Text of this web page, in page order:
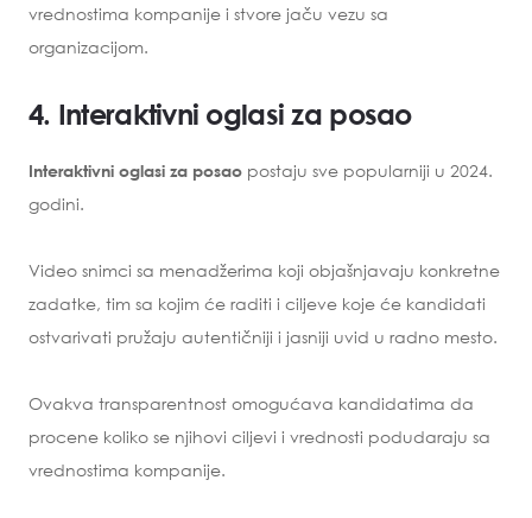
vrednostima kompanije i stvore jaču vezu sa
organizacijom.
4. Interaktivni oglasi za posao
Interaktivni oglasi za posao postaju sve popularniji u 2024.
godini.
Video snimci sa menadžerima koji objašnjavaju konkretne
zadatke, tim sa kojim će raditi i ciljeve koje će kandidati
ostvarivati pružaju autentičniji i jasniji uvid u radno mesto.
Ovakva transparentnost omogućava kandidatima da
procene koliko se njihovi ciljevi i vrednosti podudaraju sa
vrednostima kompanije.